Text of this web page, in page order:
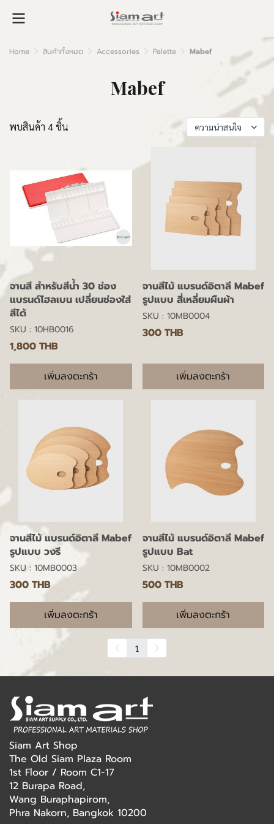
Home สินค้าทั้งหมด Accessories Palette Mabef
Mabef
พบสินค้า 4 ชิ้น ความน่าสนใจ
จานสี สำหรับสีน้ำ 30 ช่อง
แบรนด์โฮลเบน เปลี่ยนช่องใส่
สีได้
SKU : 10HB0016
1,800 THB
เพิ่มลงตะกร้า
จานสีไม้ แบรนด์อิตาลี Mabef
รูปแบบ สี่เหลี่ยมผืนผ้า
SKU : 10MB0004
300 THB
เพิ่มลงตะกร้า
จานสีไม้ แบรนด์อิตาลี Mabef
รูปแบบ วงรี
SKU : 10MB0003
300 THB
เพิ่มลงตะกร้า
จานสีไม้ แบรนด์อิตาลี Mabef
รูปแบบ Bat
SKU : 10MB0002
500 THB
เพิ่มลงตะกร้า
1
Siam Art Shop
The Old Siam Plaza Room
1st Floor / Room C1-17
12 Burapa Road,
Wang Buraphapirom,
Phra Nakorn, Bangkok 10200